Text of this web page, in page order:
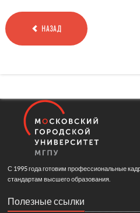
НАЗАД
С 1995 года готовим профессиональные
стандартам высшего образования.
Полезные ссылки